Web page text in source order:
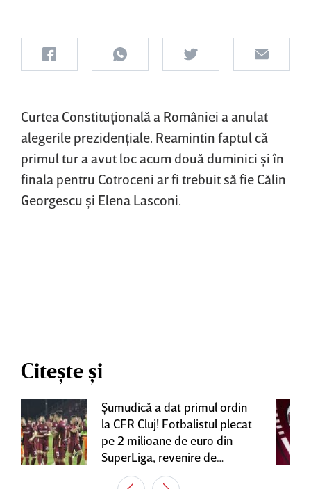
Curtea Constituţională a României a anulat
alegerile prezidenţiale. Reamintin faptul că
primul tur a avut loc acum două duminici şi în
finala pentru Cotroceni ar fi trebuit să fie Călin
Georgescu şi Elena Lasconi.
Citește și
Şumudică a dat primul ordin
la CFR Cluj! Fotbalistul plecat
pe 2 milioane de euro din
SuperLiga, revenire de
senzaţie în Gruia